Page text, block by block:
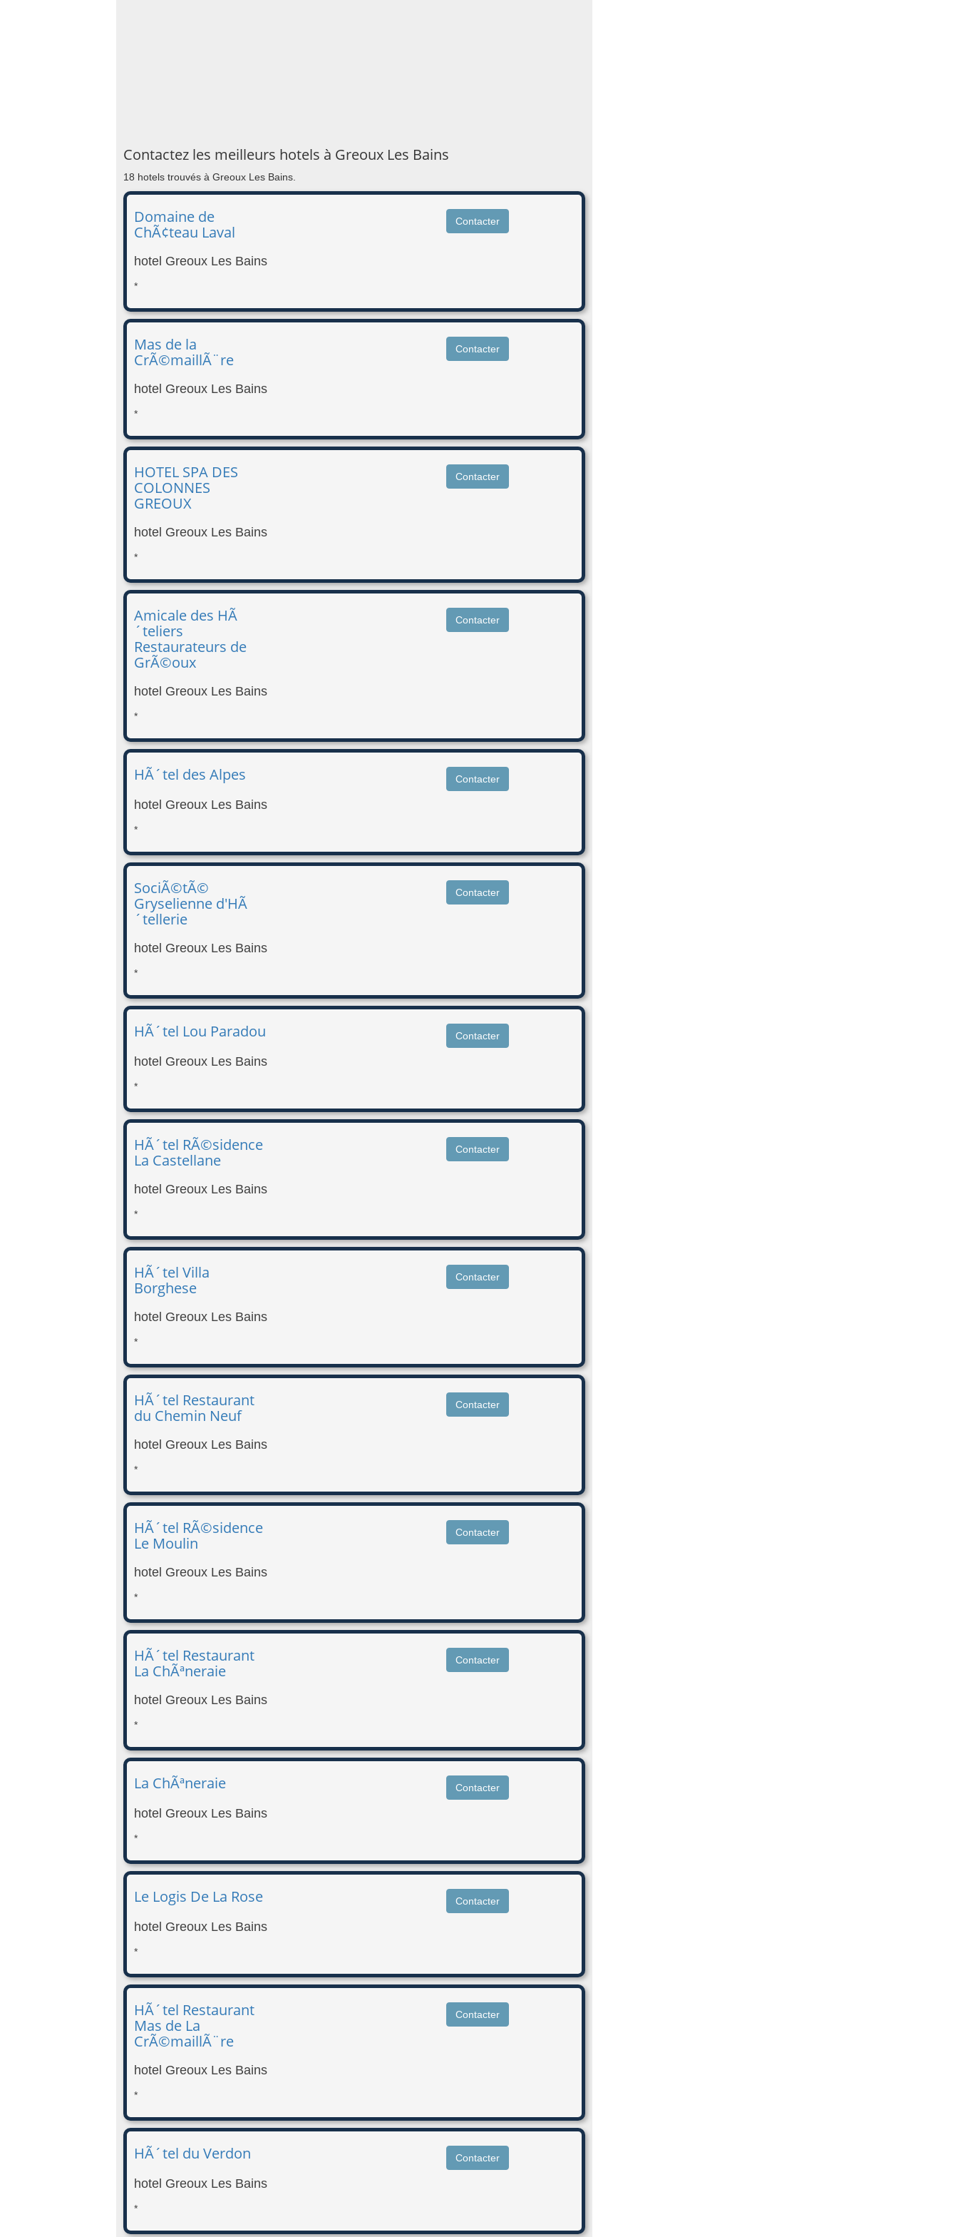
Contactez les meilleurs hotels à Greoux Les Bains
18 hotels trouvés à Greoux Les Bains.
Domaine de
ChÃ¢teau Laval
Contacter
hotel Greoux Les Bains
*
Mas de la
CrÃ©maillÃ¨re
Contacter
hotel Greoux Les Bains
*
HOTEL SPA DES
COLONNES
GREOUX
Contacter
hotel Greoux Les Bains
*
Amicale des HÃ
´teliers
Restaurateurs de
GrÃ©oux
Contacter
hotel Greoux Les Bains
*
HÃ´tel des Alpes Contacter
hotel Greoux Les Bains
*
SociÃ©tÃ©
Gryselienne d'HÃ
´tellerie
Contacter
hotel Greoux Les Bains
*
HÃ´tel Lou Paradou Contacter
hotel Greoux Les Bains
*
HÃ´tel RÃ©sidence
La Castellane
Contacter
hotel Greoux Les Bains
*
HÃ´tel Villa
Borghese
Contacter
hotel Greoux Les Bains
*
HÃ´tel Restaurant
du Chemin Neuf
Contacter
hotel Greoux Les Bains
*
HÃ´tel RÃ©sidence
Le Moulin
Contacter
hotel Greoux Les Bains
*
HÃ´tel Restaurant
La ChÃªneraie
Contacter
hotel Greoux Les Bains
*
La ChÃªneraie Contacter
hotel Greoux Les Bains
*
Le Logis De La Rose Contacter
hotel Greoux Les Bains
*
HÃ´tel Restaurant
Mas de La
CrÃ©maillÃ¨re
Contacter
hotel Greoux Les Bains
*
HÃ´tel du Verdon Contacter
hotel Greoux Les Bains
*